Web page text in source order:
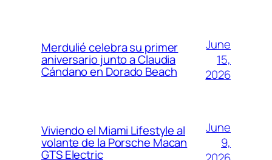
Merdulié celebra su primer
aniversario junto a Claudia
Cándano en Dorado Beach
June
15,
2026
Viviendo el Miami Lifestyle al
volante de la Porsche Macan
GTS Electric
June
9,